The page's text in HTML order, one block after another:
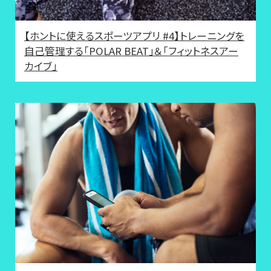
【ホントに使えるスポーツアプリ #4】トレーニングを
自己管理する「POLAR BEAT」＆「フィットネスアー
カイブ」